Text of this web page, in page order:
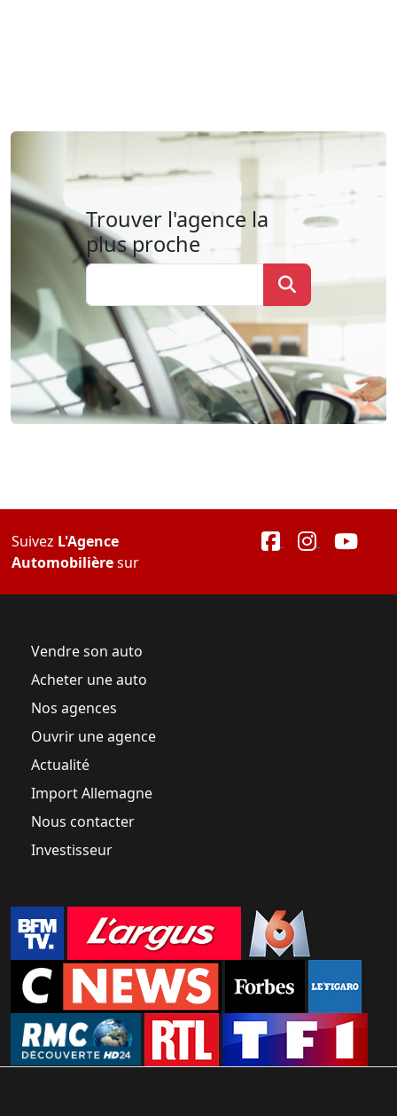
Trouver l'agence la
plus proche
Suivez L'Agence
Automobilièresur
Vendre son auto
Acheter une auto
Nos agences
Ouvrir une agence
Actualité
Import Allemagne
Nous contacter
Investisseur